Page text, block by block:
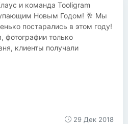
и команда Tooligram
Новым Годом! 🥂 Мы
постарались в этом году!
фотографии только
клиенты получали
29 Дек 2018